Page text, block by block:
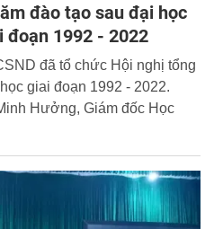
đào tạo sau đại học
đoạn 1992 - 2022
đã tổ chức Hội nghị tổng
giai đoạn 1992 - 2022.
Hưởng, Giám đốc Học